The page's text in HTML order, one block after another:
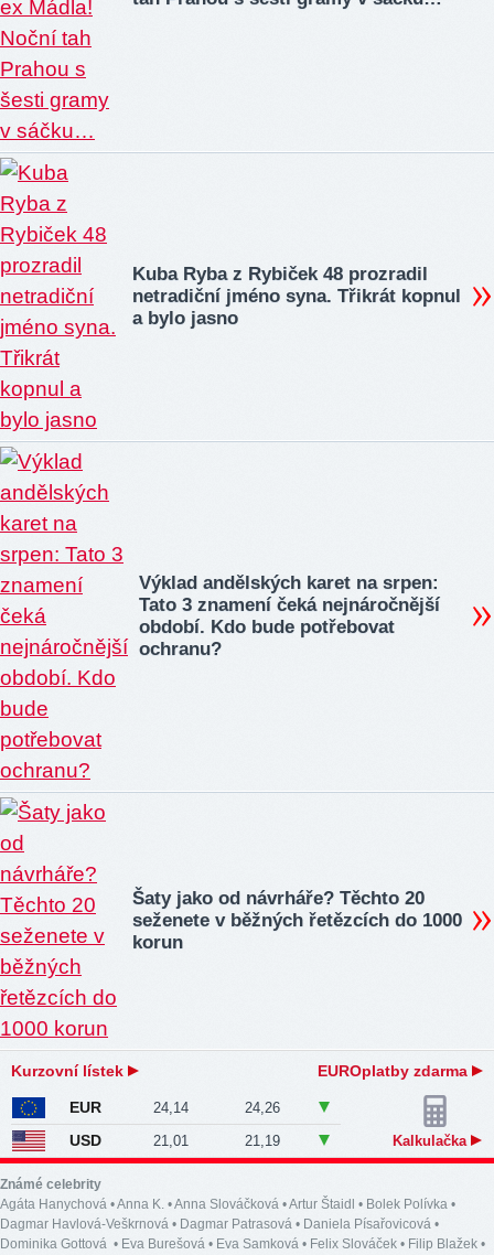
Kuba Ryba z Rybiček 48 prozradil
netradiční jméno syna. Třikrát kopnul
a bylo jasno
Výklad andělských karet na srpen:
Tato 3 znamení čeká nejnáročnější
období. Kdo bude potřebovat
ochranu?
Šaty jako od návrháře? Těchto 20
seženete v běžných řetězcích do 1000
korun
Kurzovní lístek EUROplatby zdarma
EUR 24,14 24,26
USD 21,01 21,19 Kalkulačka
Známé celebrity
Agáta Hanychová •Anna K. •Anna Slováčková •Artur Štaidl • Bolek Polívka •
Dagmar Havlová-Veškrnová • Dagmar Patrasová • Daniela Písařovicová •
Dominika Gottová • Eva Burešová • Eva Samková • Felix Slováček • Filip Blažek •